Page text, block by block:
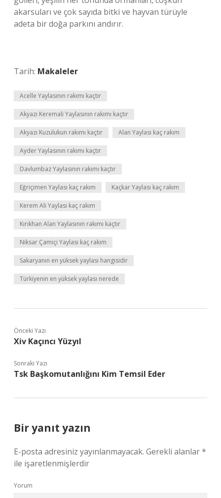
akarsuları ve çok sayıda bitki ve hayvan türüyle
adeta bir doğa parkını andırır.
Tarih: Makaleler
Acelle Yaylasının rakımı kaçtır
Akyazı Keremali Yaylasının rakımı kaçtır
Akyazı Kuzulukun rakımı kaçtır Alan Yaylası kaç rakım
Ayder Yaylasının rakımı kaçtır
Davlumbaz Yaylasının rakımı kaçtır
Eğriçimen Yaylası kaç rakım Kaçkar Yaylası kaç rakım
Kerem Ali Yaylası kaç rakım
Kırıkhan Alan Yaylasının rakımı kaçtır
Niksar Çamiçi Yaylası kaç rakım
Sakaryanın en yüksek yaylası hangisidir
Türkiyenin en yüksek yaylası nerede
Önceki Yazı
Xiv Kaçıncı Yüzyıl
Sonraki Yazı
Tsk Başkomutanlığını Kim Temsil Eder
Bir yanıt yazın
E-posta adresiniz yayınlanmayacak. Gerekli alanlar*
ile işaretlenmişlerdir
Yorum